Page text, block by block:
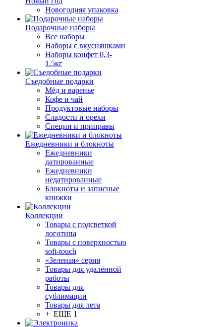
Новогодняя упаковка
Подарочные наборы
Все наборы
Наборы с вкусняшками
Наборы конфет 0,3-
1.5кг
Съедобные подарки
Мёд и варенье
Кофе и чай
Продуктовые наборы
Сладости и орехи
Специи и приправы
Ежедневники и блокноты
Ежедневники
датированные
Ежедневники
недатированные
Блокноты и записные
книжки
Коллекции
Товары с подсветкой
логотипа
Товары с поверхностью
soft-touch
«Зеленая» серия
Товары для удалённой
работы
Товары для
сублимации
Товары для лета
+ ЕЩЕ 1